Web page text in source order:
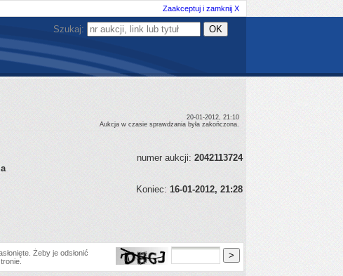
Zaakceptuj i zamknij X
Szukaj:
20-01-2012, 21:10
Aukcja w czasie sprawdzania była zakończona.
numer aukcji: 2042113724
Koniec: 16-01-2012, 21:28
Żeby je odsłonić